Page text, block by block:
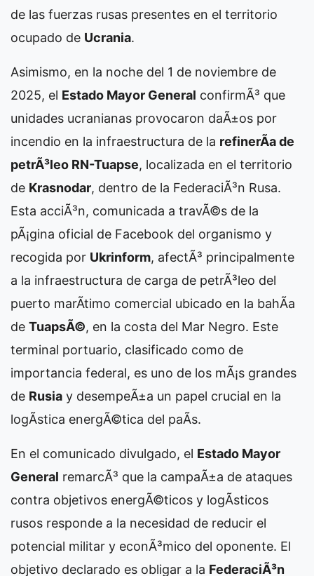
de las fuerzas rusas presentes en el territorio
ocupado de Ucrania.
Asimismo, en la noche del 1 de noviembre de
2025, el Estado Mayor General confirmÃ³ que
unidades ucranianas provocaron daÃ±os por
incendio en la infraestructura de la refinerÃ­a de
petrÃ³leo RN-Tuapse, localizada en el territorio
de Krasnodar, dentro de la FederaciÃ³n Rusa.
Esta acciÃ³n, comunicada a travÃ©s de la
pÃ¡gina oficial de Facebook del organismo y
recogida por Ukrinform, afectÃ³ principalmente
a la infraestructura de carga de petrÃ³leo del
puerto marÃ­timo comercial ubicado en la bahÃ­a
de TuapsÃ©, en la costa del Mar Negro. Este
terminal portuario, clasificado como de
importancia federal, es uno de los mÃ¡s grandes
de Rusia y desempeÃ±a un papel crucial en la
logÃ­stica energÃ©tica del paÃ­s.
En el comunicado divulgado, el Estado Mayor
General remarcÃ³ que la campaÃ±a de ataques
contra objetivos energÃ©ticos y logÃ­sticos
rusos responde a la necesidad de reducir el
potencial militar y econÃ³mico del oponente. El
objetivo declarado es obligar a la FederaciÃ³n